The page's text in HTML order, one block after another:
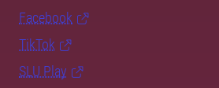
Facebook
TikTok
SLU Play